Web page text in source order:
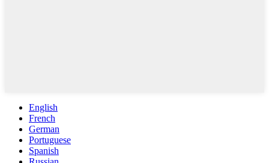
English
French
German
Portuguese
Spanish